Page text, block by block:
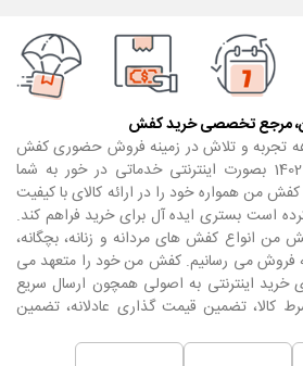
مرجع تخصصی خرید کفش
تجربه و تلاش در زمینه فروش حضوری کفش
و ملزومات آن، از تیرماه 1402 بصورت اینترنتی خدماتی در خور به شما
کفش من همواره خود را در ارائه کالای با کیفیت
است بستری ایده آل برای خرید فراهم کند.
من انواع کفش های مردانه و زنانه، بچگانه،
فروش می رسانیم. کفش من خود را متعهد می
خرید اینترنتی به اصولی همچون ارسال سریع
کالا، تضمین قیمت گذاری عادلانه، تضمین